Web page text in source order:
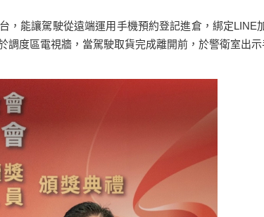
能讓駕駛從遠端運用手機預約登記進倉，綁定LINE
度區電視牆，當駕駛取貨完成離開前，於警衛室出